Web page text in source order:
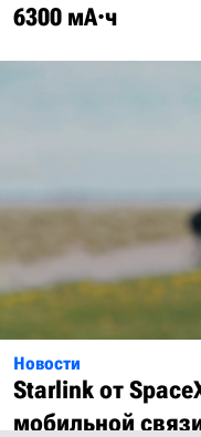
6300 мА·ч
Новости
Starlink от
мобильной